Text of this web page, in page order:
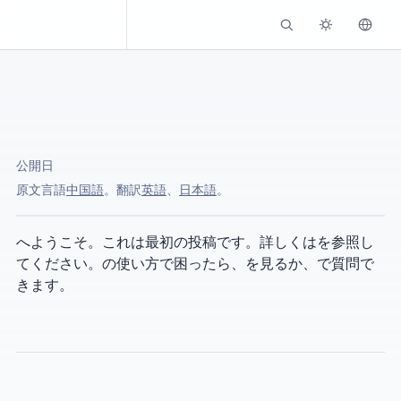
公開日
原文言語:中国語。 AI翻訳:英語、 日本語。
へようこそ。これは最初の投稿です。 詳しくはを参照し
てください。Hexo の使い方で困ったら、
を見るか、 で質問で
きます。